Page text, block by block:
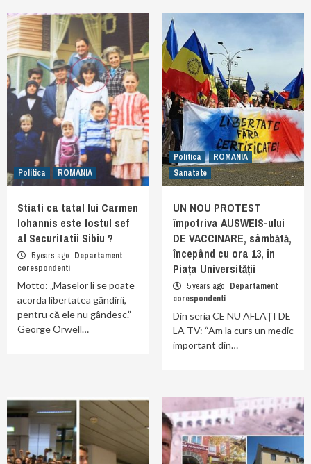
Politica ROMANIA
Stiati ca tatal lui Carmen
Iohannis este fostul sef
al Securitatii Sibiu ?
5 years ago Departament
corespondenti
Motto: „Maselor li se poate
acorda libertatea gândirii,
pentru că ele nu gândesc.”
George Orwell…
Politica
ROMANIA
Sanatate
UN NOU PROTEST
împotriva AUSWEIS-ului
DE VACCINARE, sâmbătă,
începând cu ora 13, în
Piața Universității
5 years ago Departament
corespondenti
Din seria CE NU AFLAȚI DE
LA TV: “Am la curs un medic
important din…